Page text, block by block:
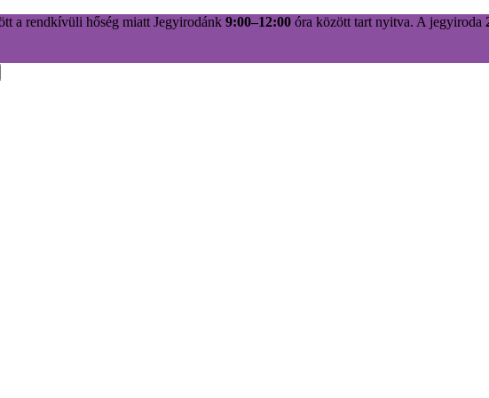
a rendkívüli hőség miatt Jegyirodánk9:00–12:00óra között tart nyitva. A jegyiroda